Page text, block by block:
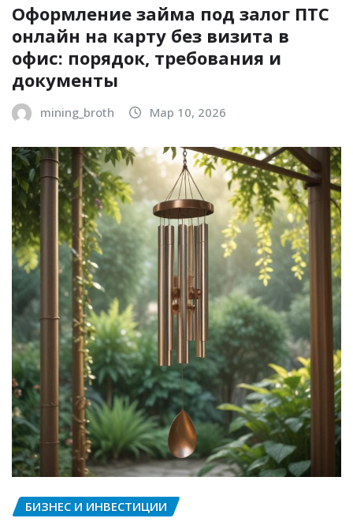
Оформление займа под залог ПТС
онлайн на карту без визита в
офис: порядок, требования и
документы
mining_broth Мар 10, 2026
БИЗНЕС И ИНВЕСТИЦИИ